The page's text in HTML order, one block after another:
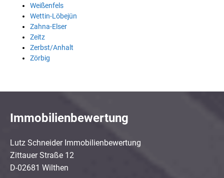
Weißenfels
Wettin-Löbejün
Zahna-Elser
Zeitz
Zerbst/Anhalt
Zörbig
Immobilienbewertung
Lutz Schneider Immobilienbewertung
Zittauer Straße 12
D-02681 Wilthen